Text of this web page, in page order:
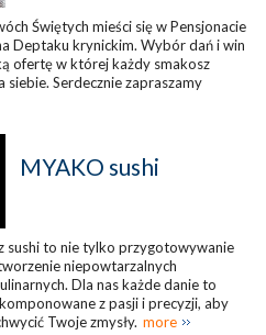
Świętych mieści się w Pensjonacie
Deptaku krynickim. Wybór dań i win
ofertę w której każdy smakosz
siebie. Serdecznie zapraszamy
MYAKO sushi
sushi to nie tylko przygotowywanie
niepowtarzalnych
Dla nas każde danie to
z pasji i precyzji, aby
Twoje zmysły. more